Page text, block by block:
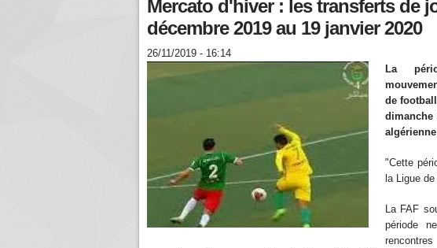
Mercato d'hiver : les transferts de
décembre 2019 au 19 janvier 2020
26/11/2019 - 16:14
La
de
"Cette
la Ligue
La FAF
période